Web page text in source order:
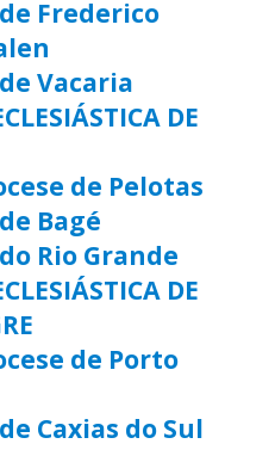
Frederico
Vacaria
DE
de Pelotas
Bagé
Rio Grande
DE
de Porto
Caxias do Sul